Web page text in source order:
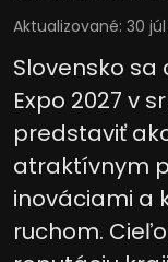
Aktualizované: 30
Slovensko
Expo 2027 v
predstaviť
atraktívnym
inováciami a
ruchom.